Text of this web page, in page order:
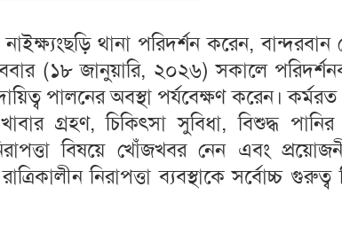
নাইক্ষ্যংছড়ি থানা পরিদর্শন করেন,
(১৮ জানুয়ারি, ২০২৬) সকালে
পালনের অবস্থা পর্যবেক্ষণ করেন।
খাবার গ্রহণ, চিকিৎসা সুবিধা, বিশুদ্ধ
বিষয়ে খোঁজখবর নেন এবং
নিরাপত্তা ব্যবস্থাকে সর্বোচ্চ